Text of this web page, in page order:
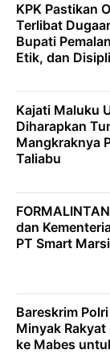
KPK Pastikan
Terlibat
Bupati
Etik, dan
Kajati Maluku
Diharapkan
Mangkraknya
Taliabu
dan
PT Smart
Bareskrim
Minyak
ke Mabes